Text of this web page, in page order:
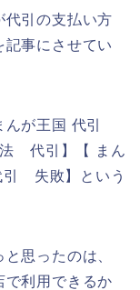
代引の支払い方
事にさせてい
んが王国 代引
法 代引】【 まん
引 失敗】という
思ったのは、
で利用できるか